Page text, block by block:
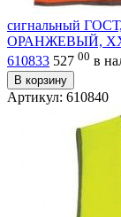
сигнальный
ОРАНЖЕВЫЙ,
610833 527 00 в
В корзину
Артикул: 610840